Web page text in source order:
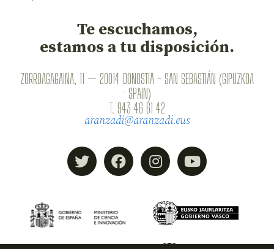
Te escuchamos,
estamos a tu disposición.
ZORROAGAGAINA, 11 — 20014 DONOSTIA - SAN SEBASTIÁN (GIPUZKOA
· SPAIN)
T. 943 46 61 42
aranzadi@aranzadi.eus